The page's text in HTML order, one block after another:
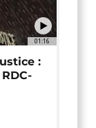
01:16
: